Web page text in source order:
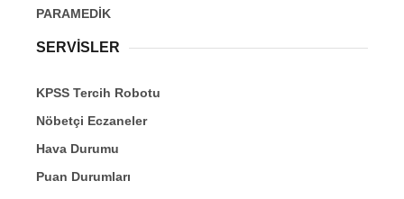
PARAMEDİK
SERVİSLER
KPSS Tercih Robotu
Nöbetçi Eczaneler
Hava Durumu
Puan Durumları